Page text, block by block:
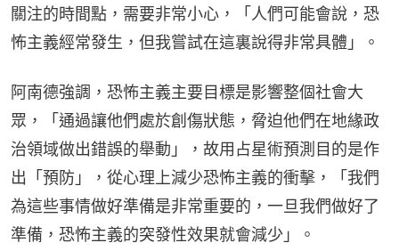
關注的時間點，需要非常小心，「人們可能會說，恐
怖主義經常發生，但我嘗試在這裏說得非常具體」。
阿南德強調，恐怖主義主要目標是影響整個社會大
眾，「通過讓他們處於創傷狀態，脅迫他們在地緣政
治領域做出錯誤的舉動」，故用占星術預測目的是作
出「預防」，從心理上減少恐怖主義的衝擊，「我們
為這些事情做好準備是非常重要的，一旦我們做好了
準備，恐怖主義的突發性效果就會減少」。